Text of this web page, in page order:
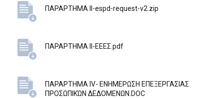
ΠΑΡΑΡΤΗΜΑ ΙΙ-espd-request-v2.zip
ΠΑΡΑΡΤΗΜΑ ΙΙ-ΕΕΕΣ.pdf
ΠΑΡΑΡΤΗΜΑ IV- EΝΗΜΕΡΩΣΗ ΕΠΕΞΕΡΓΑΣΙΑΣ
ΠΡΟΣΩΠΙΚΏΝ ΔΕΔΟΜΕΝΩΝ.DOC